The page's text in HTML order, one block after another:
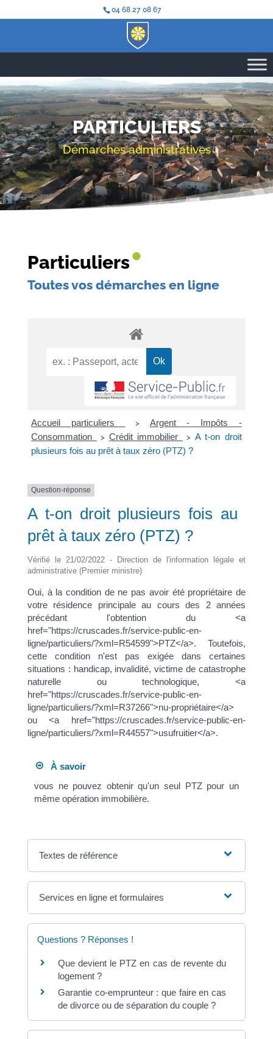
04 68 27 08 67
PARTICULIERS
Démarches administratives
Particuliers•
Toutes vos démarches en ligne
Accueil particuliers >
Argent - Impôts -
Consommation
> Crédit immobilier > A t-on droit
plusieurs fois au prêt à taux zéro (PTZ) ?
Question-réponse
A t-on droit plusieurs fois au
prêt à taux zéro (PTZ) ?
Vérifié le 21/02/2022 - Direction de l'information légale et
administrative (Premier ministre)
Oui, à la condition de ne pas avoir été propriétaire de
votre résidence principale au cours des 2 années
précédant l'obtention du <a
href="https://cruscades.fr/service-public-en-
ligne/particuliers/?xml=R54599">PTZ</a>. Toutefois,
cette condition n'est pas exigée dans certaines
situations : handicap, invalidité, victime de catastrophe
naturelle ou technologique, <a
href="https://cruscades.fr/service-public-en-
ligne/particuliers/?xml=R37266">nu-propriétaire</a>
ou <a href="https://cruscades.fr/service-public-en-
ligne/particuliers/?xml=R44557">usufruitier</a>.
À savoir
vous ne pouvez obtenir qu'un seul PTZ pour un
même opération immobilière.
Textes de référence
Services en ligne et formulaires
Questions ? Réponses !
Que devient le PTZ en cas de revente du
logement ?
Garantie co-emprunteur : que faire en cas
de divorce ou de séparation du couple ?